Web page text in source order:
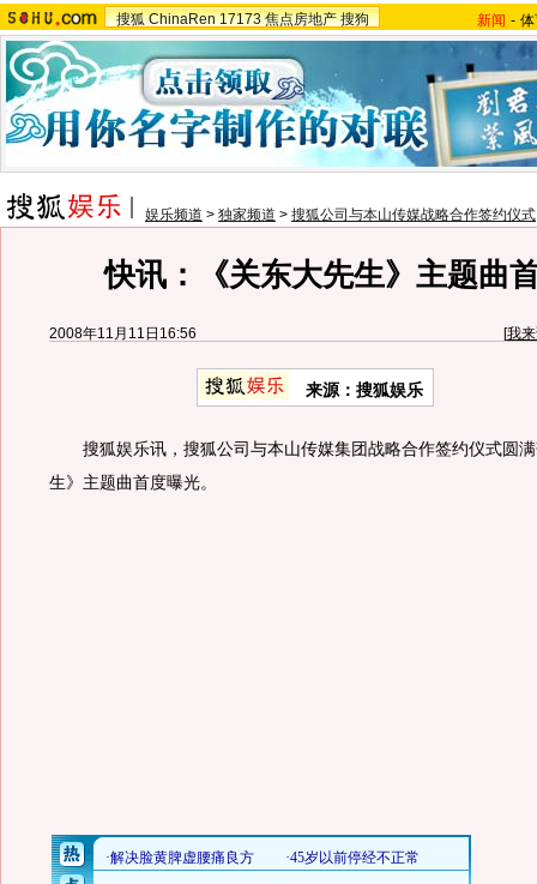
搜狐 ChinaRen 17173 焦点房地产 搜狗 新闻 -
娱乐频道 > 独家频道 > 搜狐公司与本山传媒战略合作签约仪式
快讯：《关东大先生》主题曲
2008年11月11日16:56 [我
来源：搜狐娱乐
搜狐娱乐讯，搜狐公司与本山传媒集团战略合作签约仪式圆满
生》主题曲首度曝光。